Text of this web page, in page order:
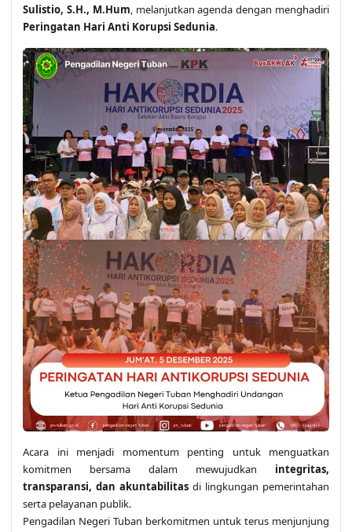
Sulistio, S.H., M.Hum, melanjutkan agenda dengan menghadiri
Peringatan Hari Anti Korupsi Sedunia.
Acara ini menjadi momentum penting untuk menguatkan
komitmen bersama dalam mewujudkan integritas,
transparansi, dan akuntabilitas di lingkungan pemerintahan
serta pelayanan publik.
Pengadilan Negeri Tuban berkomitmen untuk terus menjunjung